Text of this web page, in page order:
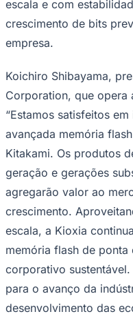
Juventude
empresa.
Koichiro Shibayama,
“Estamos satisfeitos
avançada memória
Kitakami. Os produtos
geração e gerações
agregarão valor ao
crescimento.
escala, a Kioxia
memória flash de ponta
corporativo sustentável.
para o avanço da
desenvolvimento das
“Durante décadas, a